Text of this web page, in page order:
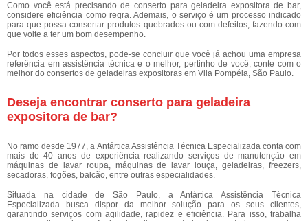
Como você está precisando de conserto para geladeira expositora de bar,
considere eficiência como regra. Ademais, o serviço é um processo indicado
para que possa consertar produtos quebrados ou com defeitos, fazendo com
que volte a ter um bom desempenho.
Por todos esses aspectos, pode-se concluir que você já achou uma empresa
referência em assistência técnica e o melhor, pertinho de você, conte com o
melhor do consertos de geladeiras expositoras em Vila Pompéia, São Paulo.
Deseja encontrar conserto para geladeira
expositora de bar?
No ramo desde 1977, a Antártica Assistência Técnica Especializada conta com
mais de 40 anos de experiência realizando serviços de manutenção em
máquinas de lavar roupa, máquinas de lavar louça, geladeiras, freezers,
secadoras, fogões, balcão, entre outras especialidades.
Situada na cidade de São Paulo, a Antártica Assistência Técnica
Especializada busca dispor da melhor solução para os seus clientes,
garantindo serviços com agilidade, rapidez e eficiência. Para isso, trabalha